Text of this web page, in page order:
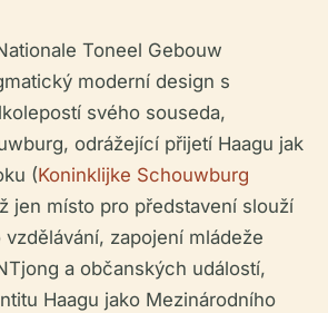
Toneel Gebouw
moderní design s
svého souseda,
odrážející přijetí Haagu jak
(Koninklijke Schouwburg
jen místo pro představení slouží
zapojení mládeže
a občanských událostí,
Haagu jako Mezinárodního